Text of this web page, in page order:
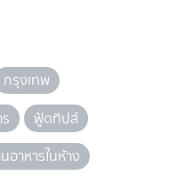
กรุงเทพ
ฟู้ดทิปส์
อาหารในห้าง